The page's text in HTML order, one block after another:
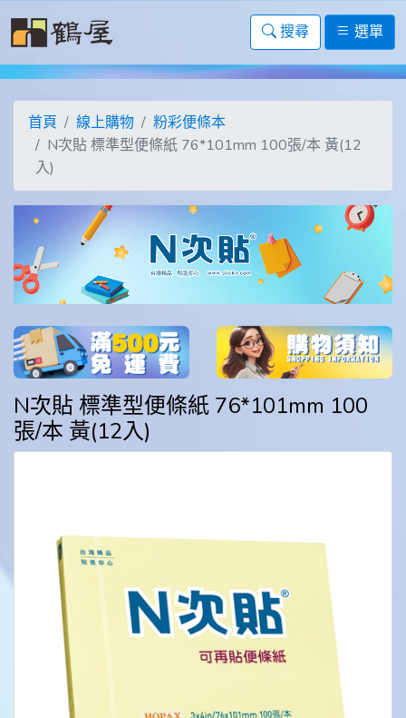
搜尋 選單
首頁 線上購物
粉彩便條本
N次貼 標準型便條紙 76*101mm 100張/本 黃(12
入)
N次貼 標準型便條紙 76*101mm 100
張/本 黃(12入)